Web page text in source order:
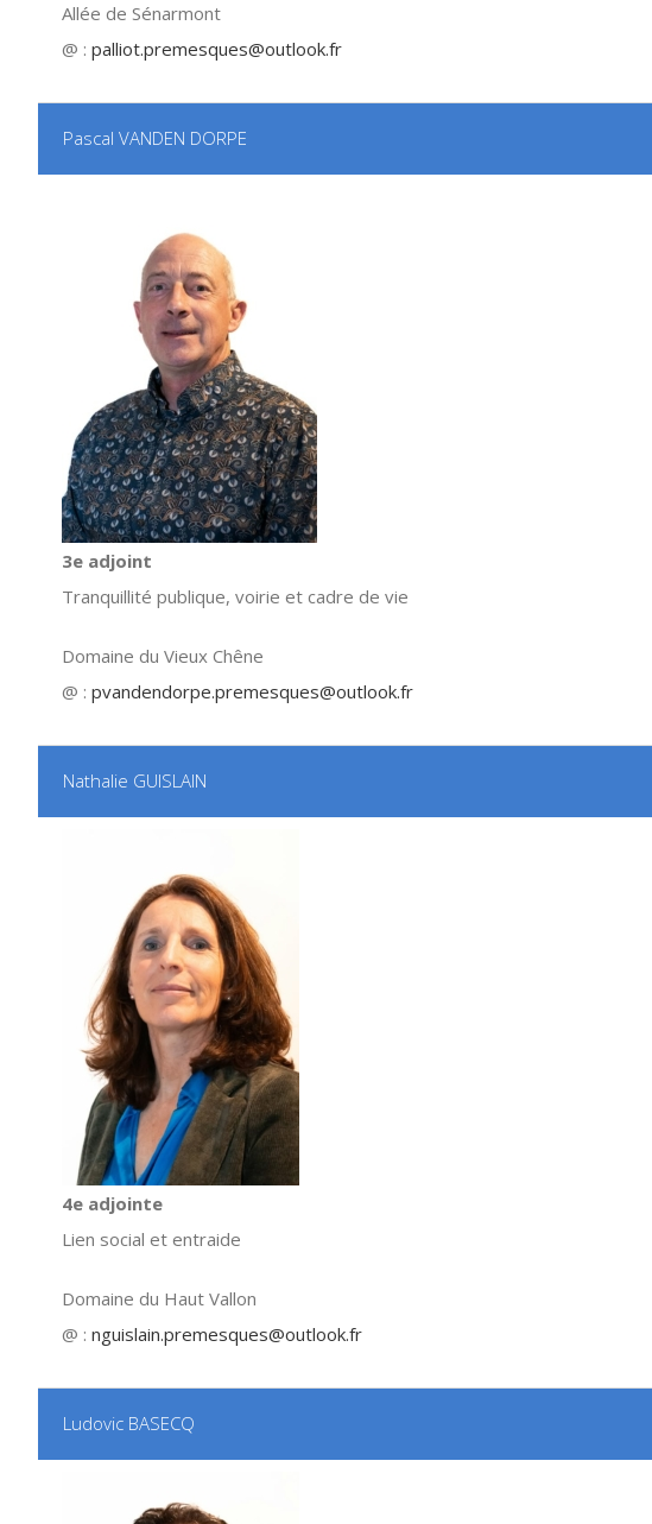
Allée de Sénarmont
@ : palliot.premesques@outlook.fr
Pascal VANDEN DORPE
3e adjoint
Tranquillité publique, voirie et cadre de vie
Domaine du Vieux Chêne
@ : pvandendorpe.premesques@outlook.fr
Nathalie GUISLAIN
4e adjointe
Lien social et entraide
Domaine du Haut Vallon
@ : nguislain.premesques@outlook.fr
Ludovic BASECQ